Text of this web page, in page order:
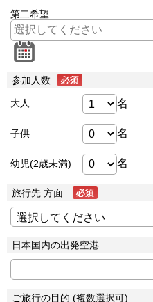
第二希望
参加人数
大人 名
子供 名
幼児(2歳未満) 名
旅行先 方面
日本国内の出発空港
ご旅行の目的 (複数選択可)